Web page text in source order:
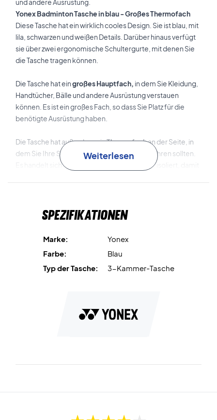
und andere Ausrüstung.
Yonex Badminton Tasche in blau - Großes Thermofach
Diese Tasche hat ein wirklich cooles Design. Sie ist blau, mit
lila, schwarzen und weißen Details. Darüber hinaus verfügt
sie über zwei ergonomische Schultergurte, mit denen Sie
die Tasche tragen können.
Die Tasche hat eingroßes Hauptfach, in dem Sie Kleidung,
Handtücher, Bälle und andere Ausrüstung verstauen
können. Es ist ein großes Fach, so dass Sie Platz für die
benötigte Ausrüstung haben.
Die Tasche hat außerdem einThermofachan der Seite, in
dem Sie Ihre Schläger auf jeden Fall aufbewahren sollten.
Es handelt sich um ein Fach, das die Schläger isoliert, damit
selbe Größe wie das Thermofach hat. Auch hier gibt es viel
aufbewahren, damit sie nicht mit dem Rest der Ausrüstung
vermischt werden.
Tennisschuhe aufbewahren, damit sie nicht neben Ihrer
Badmintontasche mit separatem Schuhfach - Jetzt
Weiterlesen
Spezifikationen
Marke:
Yonex
Farbe:
Blau
Typ der Tasche:
3-Kammer-Tasche